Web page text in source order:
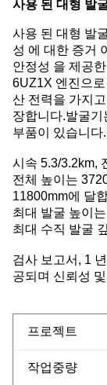
사용 된 대형 발
사용 된 대형 발
성 에 대한 증거
안정성 을 제공
6UZ1X 엔진으
산 전력을 가지
장합니다.발굴기
부품이 있습니다
시속 5.3/3.2km,
전체 높이는
11800mm에 달
최대 발굴 높이
최대 수직 발굴
검사 보고서, 1
공되며 신뢰성
프로젝트
작업중량